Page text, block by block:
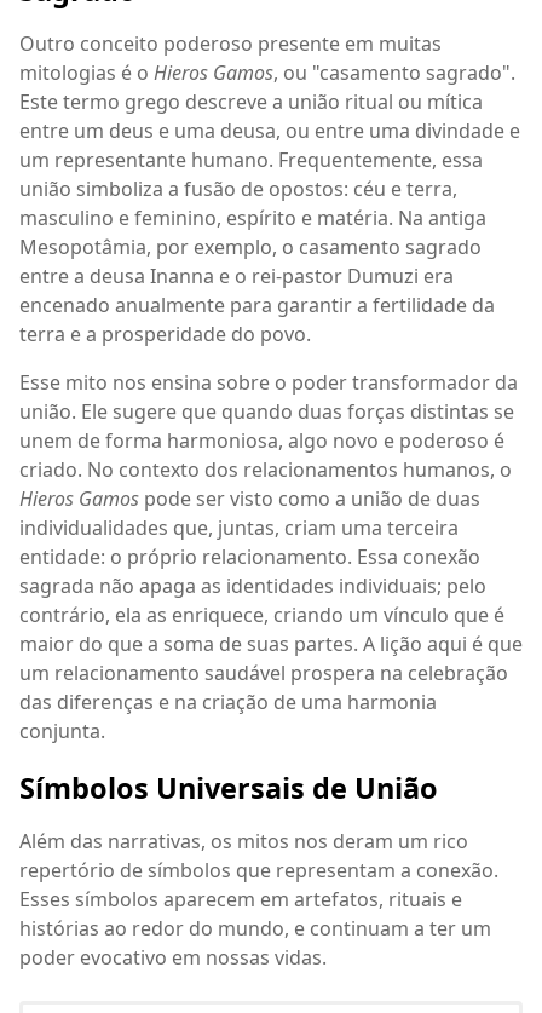
Outro conceito poderoso presente em muitas
mitologias é o Hieros Gamos, ou "casamento sagrado".
Este termo grego descreve a união ritual ou mítica
entre um deus e uma deusa, ou entre uma divindade e
um representante humano. Frequentemente, essa
união simboliza a fusão de opostos: céu e terra,
masculino e feminino, espírito e matéria. Na antiga
Mesopotâmia, por exemplo, o casamento sagrado
entre a deusa Inanna e o rei-pastor Dumuzi era
encenado anualmente para garantir a fertilidade da
terra e a prosperidade do povo.
Esse mito nos ensina sobre o poder transformador da
união. Ele sugere que quando duas forças distintas se
unem de forma harmoniosa, algo novo e poderoso é
criado. No contexto dos relacionamentos humanos, o
Hieros Gamos pode ser visto como a união de duas
individualidades que, juntas, criam uma terceira
entidade: o próprio relacionamento. Essa conexão
sagrada não apaga as identidades individuais; pelo
contrário, ela as enriquece, criando um vínculo que é
maior do que a soma de suas partes. A lição aqui é que
um relacionamento saudável prospera na celebração
das diferenças e na criação de uma harmonia
conjunta.
Símbolos Universais de União
Além das narrativas, os mitos nos deram um rico
repertório de símbolos que representam a conexão.
Esses símbolos aparecem em artefatos, rituais e
histórias ao redor do mundo, e continuam a ter um
poder evocativo em nossas vidas.